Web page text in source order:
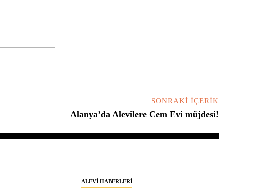
SONRAKI İÇERIK
Alanya’da Alevilere Cem Evi müjdesi!
ALEVI HABERLERI